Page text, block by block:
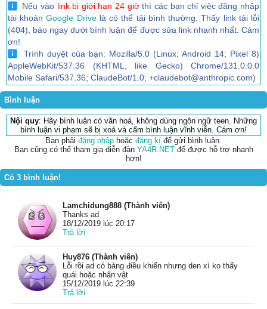
Nếu vào link bị giới hạn 24 giờthì các bạn chỉ việc đăng nhập
tài khoảnGoogle Drivelà có thể tải bình thường. Thấy link tải lỗi
(404), báo ngay dưới bình luận để được sửa link nhanh nhất. Cảm
ơn!
Trình duyệt của bạn: Mozilla/5.0 (Linux; Android 14; Pixel 8)
AppleWebKit/537.36 (KHTML, like Gecko) Chrome/131.0.0.0
Mobile Safari/537.36; ClaudeBot/1.0; +claudebot@anthropic.com)
Bình luận
Nội quy: Hãy bình luận có văn hoá, không dùng ngôn ngữ teen. Những
bình luận vi phạm sẽ bị xoá và cấm bình luận vĩnh viễn. Cám ơn!
Bạn phải đăng nhập hoặc đăng kí để gửi bình luận.
Bạn cũng có thể tham gia diễn đàn YA4R.NETđể được hỗ trợ nhanh
hơn!
Có 3 bình luận!
Lamchidung888 (Thành viên)
Thanks ad
18/12/2019 lúc 20:17
Trả lời
Huy876 (Thành viên)
Lỗi rồi ad có bảng điều khiển nhưng den xì ko thấy
quái hoặc nhân vật
15/12/2019 lúc 22:39
Trả lời